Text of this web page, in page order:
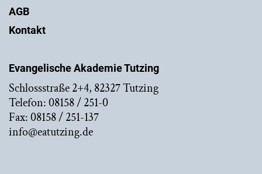
Evangelische Akademie Tutzing
Schlossstraße 2+4, 82327 Tutzing
Telefon: 08158 / 251-0
Fax: 08158 / 251-137
info@eatutzing.de
AGB
Kontakt